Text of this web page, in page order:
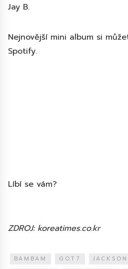
Jay B.
Nejnovější mini album si
Spotify.
Líbí se vám?
ZDROJ: koreatimes.co.kr
BAMBAM GOT7